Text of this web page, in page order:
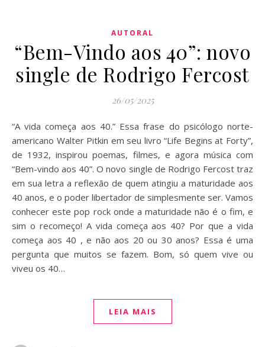
AUTORAL
“Bem-Vindo aos 40”: novo
single de Rodrigo Fercost
26/05/2025
“A vida começa aos 40.” Essa frase do psicólogo norte-
americano Walter Pitkin em seu livro “Life Begins at Forty”,
de 1932, inspirou poemas, filmes, e agora música com
“Bem-vindo aos 40”. O novo single de Rodrigo Fercost traz
em sua letra a reflexão de quem atingiu a maturidade aos
40 anos, e o poder libertador de simplesmente ser. Vamos
conhecer este pop rock onde a maturidade não é o fim, e
sim o recomeço! A vida começa aos 40? Por que a vida
começa aos 40 , e não aos 20 ou 30 anos? Essa é uma
pergunta que muitos se fazem. Bom, só quem vive ou
viveu os 40…
LEIA MAIS